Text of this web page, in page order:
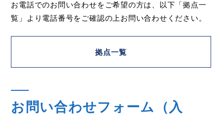
お電話でのお問い合わせをご希望の方は、以下「拠点一
覧」より電話番号をご確認の上お問い合わせください。
拠点一覧
お問い合わせフォーム（入